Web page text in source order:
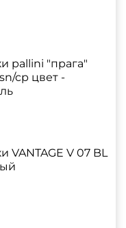
pallini "прага"
cp цвет -
VANTAGE V 07 BL